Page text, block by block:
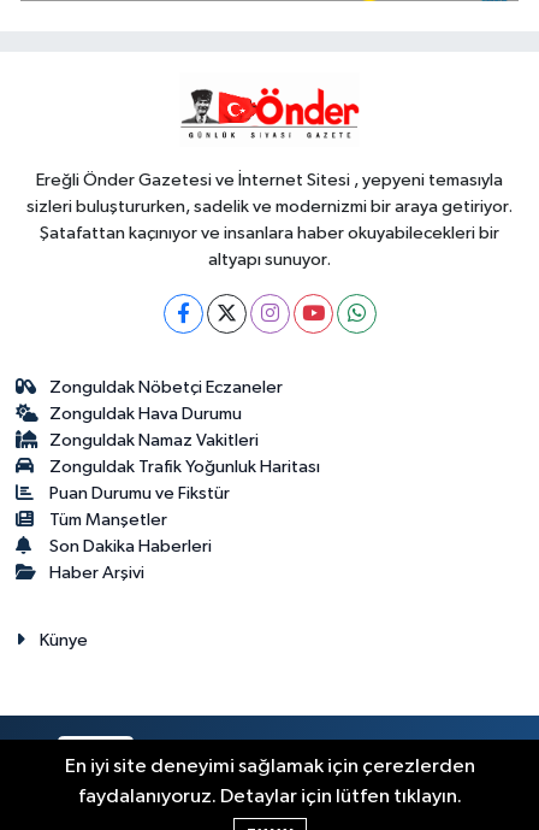
'hava'da yeni dönem... Sefer
kapasitesi artırıldı
Ereğli Önder Gazetesi ve İnternet Sitesi , yepyeni temasıyla
sizleri buluştururken, sadelik ve modernizmi bir araya getiriyor.
Şatafattan kaçınıyor ve insanlara haber okuyabilecekleri bir
altyapı sunuyor.
Zonguldak Nöbetçi Eczaneler
Zonguldak Hava Durumu
Zonguldak Namaz Vakitleri
Zonguldak Trafik Yoğunluk Haritası
Puan Durumu ve Fikstür
Tüm Manşetler
Son Dakika Haberleri
Haber Arşivi
Künye
En iyi site deneyimi sağlamak için çerezlerden
faydalanıyoruz. Detaylar için lütfen tıklayın.